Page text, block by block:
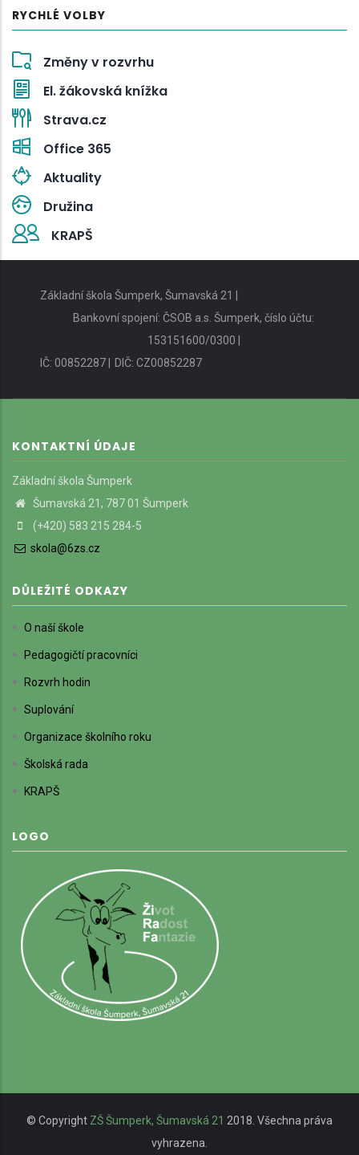
RYCHLÉ VOLBY
Změny v rozvrhu
El. žákovská knížka
Strava.cz
Office 365
Aktuality
Družina
KRAPŠ
Základní škola Šumperk, Šumavská 21 |
Bankovní spojení: ČSOB a.s. Šumperk, číslo účtu:
153151600/0300 |
IČ: 00852287 |
DIČ: CZ00852287
KONTAKTNÍ ÚDAJE
Základní škola Šumperk
Šumavská 21, 787 01 Šumperk
(+420) 583 215 284-5
skola@6zs.cz
DŮLEŽITÉ ODKAZY
O naší škole
Pedagogičtí pracovníci
Rozvrh hodin
Suplování
Organizace školního roku
Školská rada
KRAPŠ
LOGO
© Copyright ZŠ Šumperk, Šumavská 21 2018. Všechna práva
vyhrazena.